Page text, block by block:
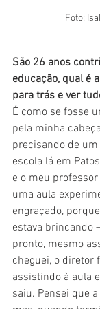
Foto:
São 26 anos
educação, qual é
para trás e ver
É como se fosse
pela minha
precisando de
escola lá em
e o meu
uma aula
engraçado,
estava brincando
pronto, mesmo
cheguei, o diretor
assistindo à aula
saiu. Pensei que